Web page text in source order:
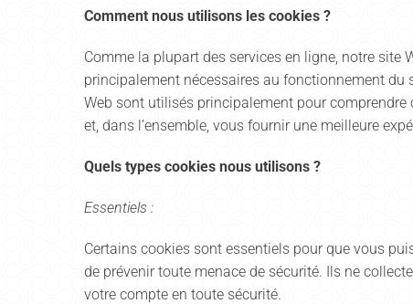
Comment nous utilisons les cookies ?
Comme la plupart des services en ligne, notre
principalement nécessaires au fonctionnement du
Web sont utilisés principalement pour
et, dans l’ensemble, vous fournir une meilleure
Quels types cookies nous utilisons ?
Essentiels :
Certains cookies sont essentiels pour que vous
de prévenir toute menace de sécurité. Ils ne
votre compte en toute sécurité.